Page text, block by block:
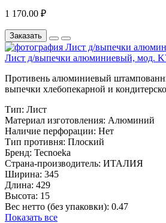
1 170.00 ₽
Заказать
Лист д/выпечки алюминиевый, мод.
Противень алюминиевый
выпечки хлебопекарной и
Тип: Лист
Материал изготовления: Алюминий
Наличие перфорации: Нет
Тип противня: Плоский
Бренд: Tecnoeka
Страна-производитель: ИТАЛИЯ
Ширина: 345
Длина: 429
Высота: 15
Вес нетто (без упаковки): 0.47
Показать все